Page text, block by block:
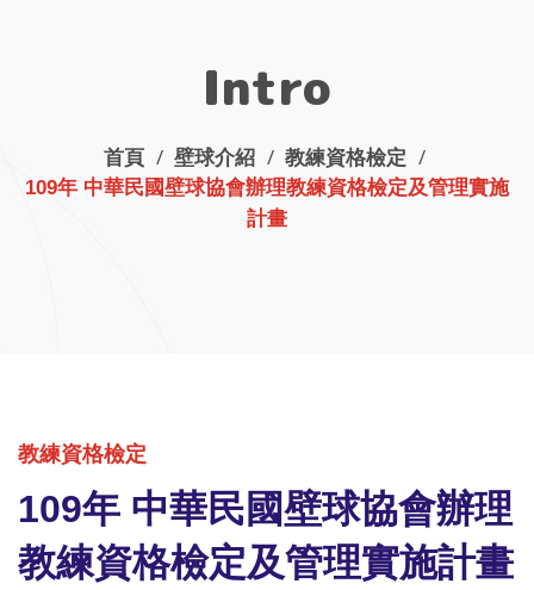
Intro
首頁 壁球介紹 教練資格檢定
109年 中華民國壁球協會辦理教練資格檢定及管理實施
計畫
教練資格檢定
109年 中華民國壁球協會辦理
教練資格檢定及管理實施計畫